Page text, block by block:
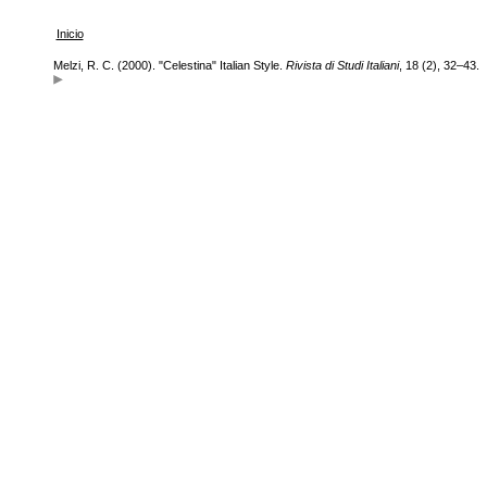
Inicio
Melzi, R. C. (2000). "Celestina" Italian Style. Rivista di Studi Italiani, 18 (2), 32–43.